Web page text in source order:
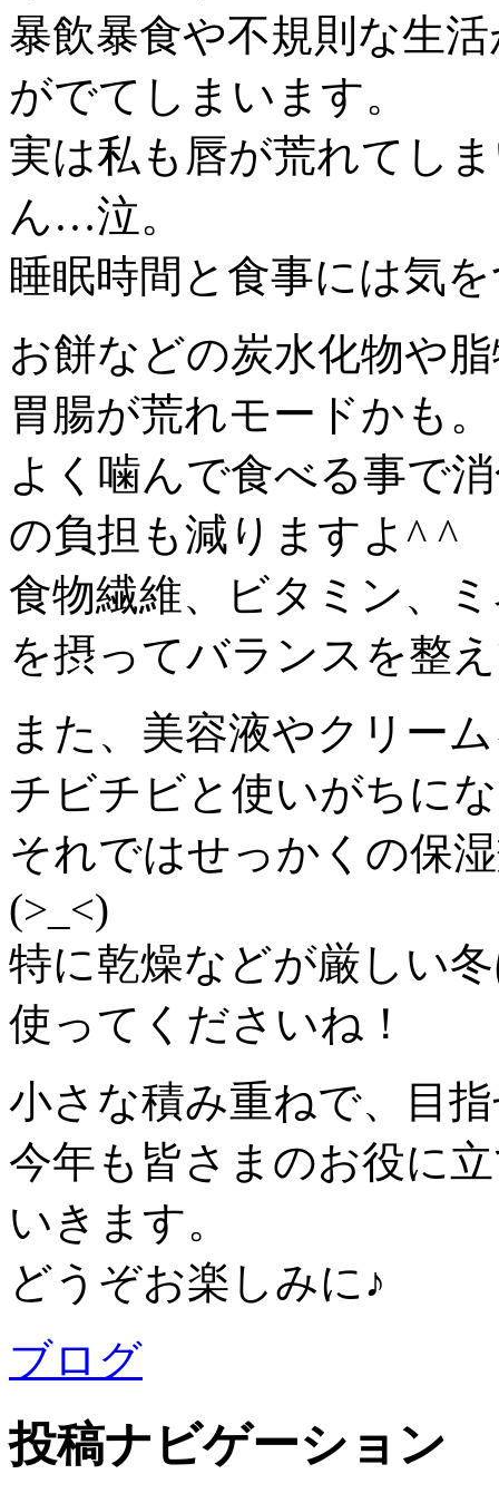
暴飲暴食や不規則な生
がでてしまいます。
実は私も唇が荒れてし
ん…泣。
睡眠時間と食事には気
お餅などの炭水化物や
胃腸が荒れモードかも。
よく噛んで食べる事で
の負担も減りますよ^ ^
食物繊維、ビタミン、
を摂ってバランスを整
また、美容液やクリー
チビチビと使いがちに
それではせっかくの保
(>_<)
特に乾燥などが厳しい
使ってくださいね！
小さな積み重ねで、目
今年も皆さまのお役に
いきます。
どうぞお楽しみに♪
ブログ
投稿ナビゲーション